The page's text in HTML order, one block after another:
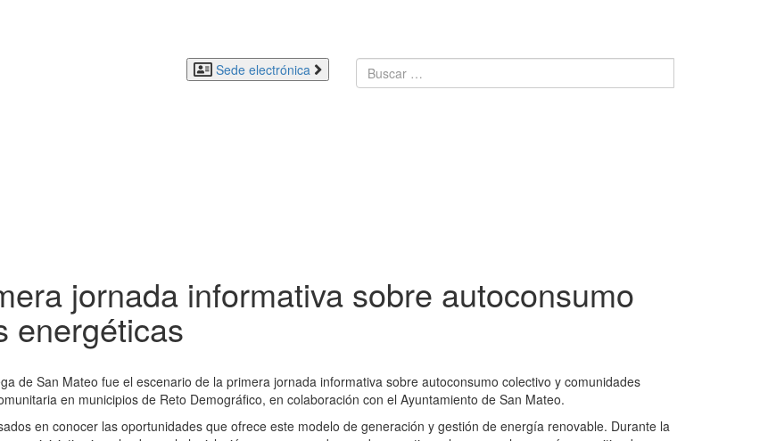
Sede electrónica
jornada informativa sobre autoconsumo
energéticas
de San Mateo fue el escenario de la primera jornada informativa sobre autoconsumo colectivo y comunidades
en municipios de Reto Demográfico, en colaboración con el Ayuntamiento de San Mateo.
en conocer las oportunidades que ofrece este modelo de generación y gestión de energía renovable. Durante la